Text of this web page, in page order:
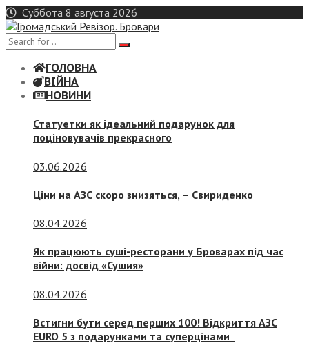
Skip
to
content
Суббота 8 августа 2026
ГОЛОВНА
ВІЙНА
НОВИНИ
Статуетки як ідеальний подарунок для
поціновувачів прекрасного
03.06.2026
Ціни на АЗС скоро знизяться, – Свириденко
08.04.2026
Як працюють суші-ресторани у Броварах під час
війни: досвід «Сушия»
08.04.2026
Встигни бути серед перших 100! Відкриття АЗС
EURO 5 з подарунками та суперцінами